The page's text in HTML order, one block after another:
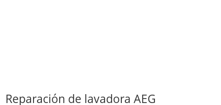
Reparación de lavadora AEG